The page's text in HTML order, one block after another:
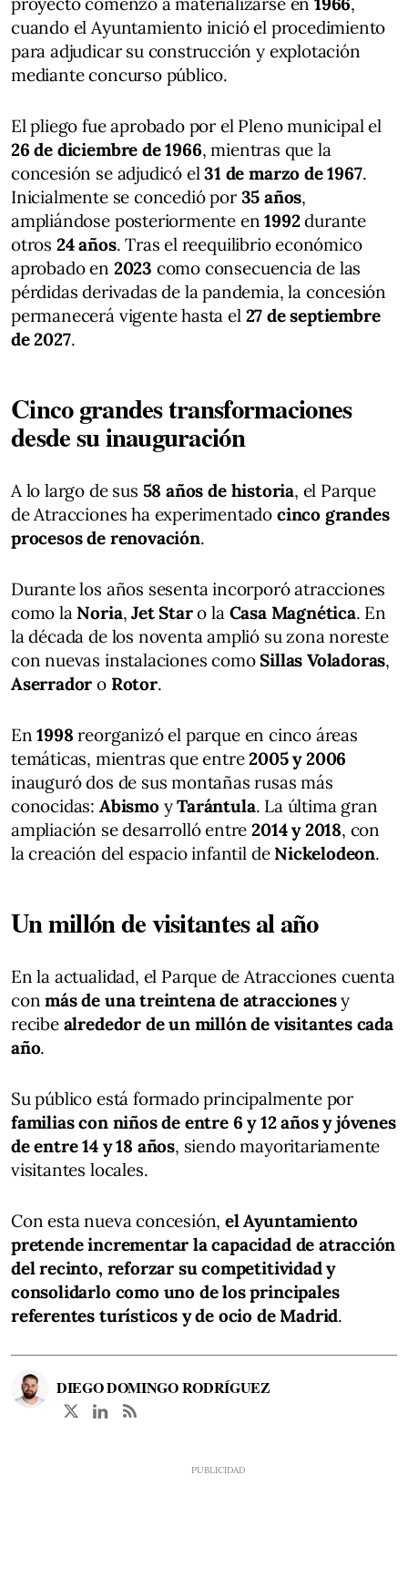
cuando el Ayuntamiento inició el procedimiento
para adjudicar su construcción y explotación
mediante concurso público.
El pliego fue aprobado por el Pleno municipal el
26 de diciembre de 1966, mientras que la
concesión se adjudicó el31 de marzo de 1967.
Inicialmente se concedió por 35 años,
ampliándose posteriormente en1992durante
otros 24 años. Tras el reequilibrio económico
aprobado en 2023 como consecuencia de las
pérdidas derivadas de la pandemia, la concesión
permanecerá vigente hasta el 27 de septiembre
de 2027.
Cinco grandes transformaciones
desde su inauguración
A lo largo de sus 58 años de historia, el Parque
de Atracciones ha experimentado cinco grandes
procesos de renovación.
Durante los años sesenta incorporó atracciones
como laNoria,Jet Staro la Casa Magnética. En
la década de los noventa amplió su zona noreste
con nuevas instalaciones comoSillas Voladoras,
Aserrador o Rotor.
En1998 reorganizó el parque en cinco áreas
temáticas, mientras que entre2005 y 2006
inauguró dos de sus montañas rusas más
conocidas: AbismoyTarántula. La última gran
ampliación se desarrolló entre2014 y 2018, con
la creación del espacio infantil deNickelodeon.
Un millón de visitantes al año
En la actualidad, el Parque de Atracciones cuenta
conmás de una treintena de atraccionesy
recibe alrededor de un millón de visitantes cada
año.
Su público está formado principalmente por
familias con niños de entre 6 y 12 años y jóvenes
de entre 14 y 18 años, siendo mayoritariamente
visitantes locales.
Con esta nueva concesión,el Ayuntamiento
pretende incrementar la capacidad de atracción
del recinto, reforzar su competitividad y
consolidarlo como uno de los principales
referentes turísticos y de ocio de Madrid.
DIEGO DOMINGO RODRÍGUEZ